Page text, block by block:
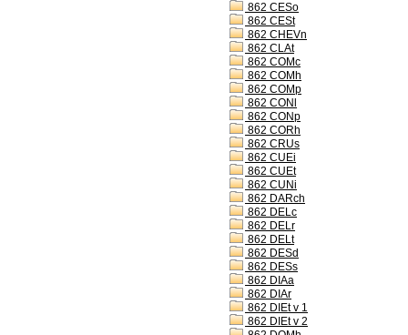
862 CESo
862 CESt
862 CHEVn
862 CLAt
862 COMc
862 COMh
862 COMp
862 CONl
862 CONp
862 CORh
862 CRUs
862 CUEi
862 CUEt
862 CUNi
862 DARch
862 DELc
862 DELr
862 DELt
862 DESd
862 DESs
862 DIAa
862 DIAr
862 DIEt v 1
862 DIEt v 2